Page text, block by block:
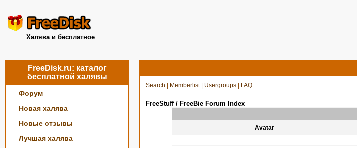
Халява и бесплатное
FreeDisk.ru: каталог
бесплатной халявы
Форум
Новая халява
Новые отзывы
Лучшая халява
Search Memberlist| Usergroups FAQ
FreeStuff / FreeBie Forum Index
Avatar